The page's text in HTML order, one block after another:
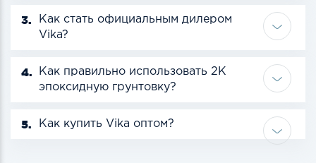
3.
Как стать официальным дилером
Vika?
4.
Как правильно использовать 2К
эпоксидную грунтовку?
5. Как купить Vika оптом?